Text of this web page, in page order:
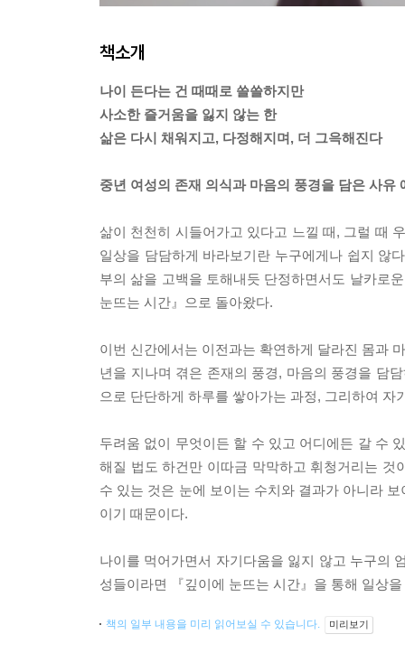
책소개
나이 든다는 건 때때로 쓸쓸하지만
사소한 즐거움을 잃지 않는 한
삶은 다시 채워지고, 다정해지며, 더 그윽해진다
중년 여성의 존재 의식과 마음의 풍경을 담은 사유
삶이 천천히 시들어가고 있다고 느낄 때, 그럴 때
일상을 담담하게 바라보기란 누구에게나 쉽지 않
부의 삶을 고백을 토해내듯 단정하면서도 날카로
눈뜨는 시간』으로 돌아왔다.
이번 신간에서는 이전과는 확연하게 달라진 몸과
년을 지나며 겪은 존재의 풍경, 마음의 풍경을 담
으로 단단하게 하루를 쌓아가는 과정, 그리하여
두려움 없이 무엇이든 할 수 있고 어디에든 갈 수
해질 법도 하건만 이따금 막막하고 휘청거리는
수 있는 것은 눈에 보이는 수치와 결과가 아니라
이기 때문이다.
나이를 먹어가면서 자기다움을 잃지 않고 누구의
성들이라면 『깊이에 눈뜨는 시간』을 통해 일상
책의 일부 내용을 미리 읽어보실 수 있습니다. 미리보기